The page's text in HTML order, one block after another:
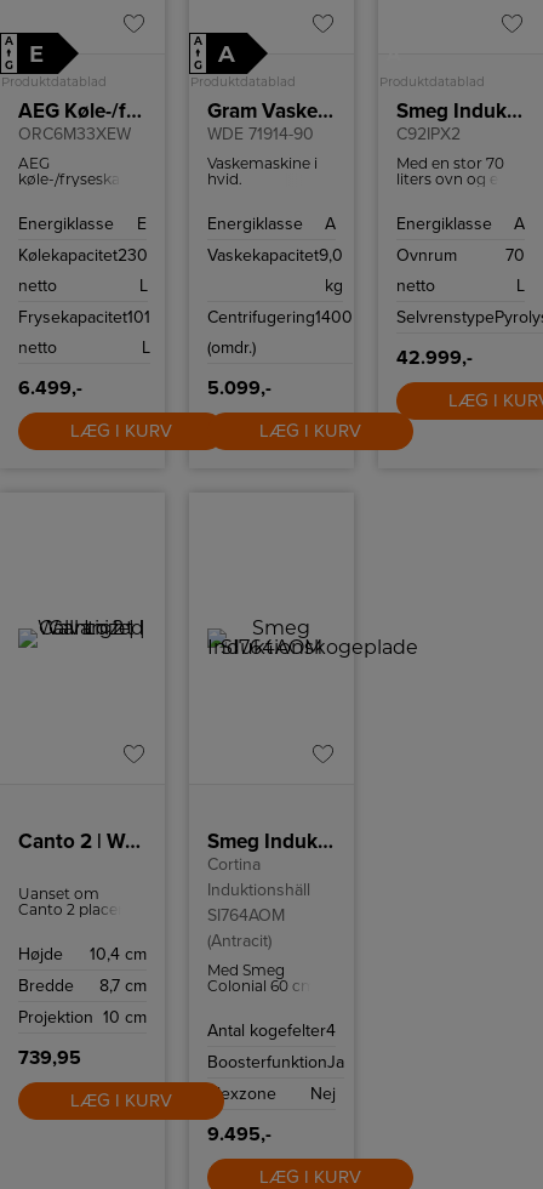
A
↑
G
E
Produktdatablad
AEG Køle-/fryseskab
ORC6M33XEW
AEG
køle-/fryseskab
Energiklasse
E
Kølekapacitet
netto
230
L
Frysekapacitet
netto
101
L
6.499,-
LÆG I KURV
A
↑
G
A
Produktdatablad
Gram Vaskemaskine
WDE 71914-90
Vaskemaskine i
hvid.
tidsforskudt start
resttidsindikation.
Energiklasse
A
Vaskekapacitet9,0
kg
Centrifugering
(omdr.)
1400
5.099,-
LÆG I KURV
Produktdatablad
Smeg Induktionskomfur
C92IPX2
Med en stor 70
liters ovn og en
udstyret til at
varieret menu.
en varmluftsovn
varmefordeling,
ovn er traditionel,
perfekt til retter,
der kræver en
mere rettet
varme. Begge
ovne er
klassificeret med
Energiklasse
A
Ovnrum
netto
70
L
Selvrenstype
42.999,-
LÆG I
Canto 2 | Wall Light | Galvanized
Uanset om
Canto 2 placeres
helt speciel
Højde
10,4 cm
Bredde
8,7 cm
Projektion 10 cm
739,95
LÆG I KURV
Smeg Induktionskogeplade SI764AOM
Cortina
Induktionshäll
SI764AOM
(Antracit)
Med Smeg
Colonial 60 cm
du tilberede mad
takket være 4
induktionszoner
og flere intuitive
funktioner som
Quickstart og
Powerboost.
Antal kogefelter4
BoosterfunktionJa
Flexzone
Nej
9.495,-
LÆG I KURV